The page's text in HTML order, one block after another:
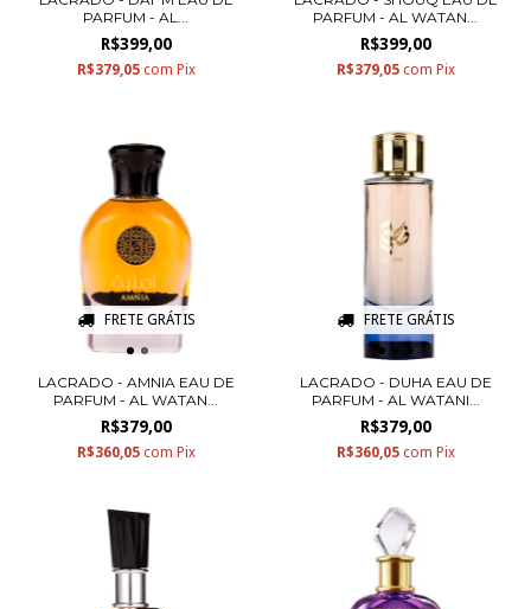
PARFUM - AL...
R$399,00
R$379,05 com Pix
PARFUM - AL WATAN...
R$399,00
R$379,05 com Pix
FRETE GRÁTIS
LACRADO - AMNIA EAU DE
PARFUM - AL WATAN...
R$379,00
R$360,05 com Pix
FRETE GRÁTIS
LACRADO - DUHA EAU DE
PARFUM - AL WATANI...
R$379,00
R$360,05 com Pix